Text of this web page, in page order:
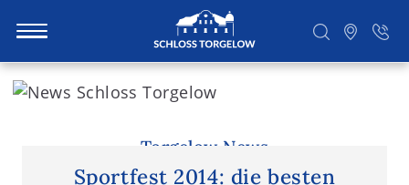
S
Torgelow News
Sportfest 2014: die besten